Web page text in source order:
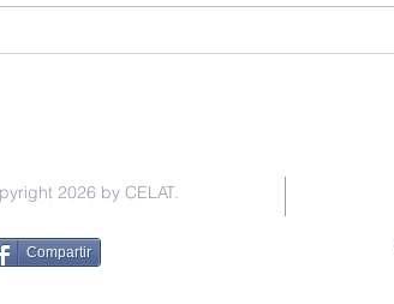
2026 by CELAT.
Compartir